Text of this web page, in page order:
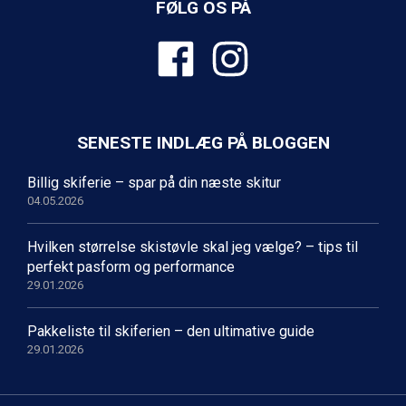
Ischgl fra DKK 7.095
Fieberbrunn fra DKK 6.145
St. Anton fra DKK 7.245
Zell am See fra DKK 4.095
Ponte di Legno fra DKK 4.745
Alleghe fra DKK 5.595
Bad Gastein fra DKK 4.195
Arabba fra DKK 7.045
La Thuile fra DKK 4.595
Val Thorens fra DKK 5.395
Cervinia fra DKK 5.295
Saalbach fra DKK 5.945
Sölden fra DKK 8.445
Sestriere fra DKK 4.395
FØLG OS PÅ
SENESTE INDLÆG PÅ BLOGGEN
Billig skiferie – spar på din næste skitur
04.05.2026
Hvilken størrelse skistøvle skal jeg vælge? – tips til
perfekt pasform og performance
29.01.2026
Pakkeliste til skiferien – den ultimative guide
29.01.2026